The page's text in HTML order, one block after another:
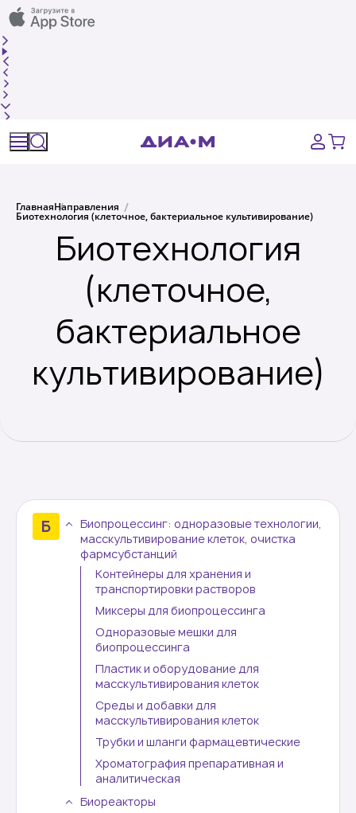
Расходные материалы, пластик, стекло
Войти
Сравнение
Новости
Производители
Технический сервис
Доставка и оплата
ГлавнаяНаправления
Биотехнология (клеточное, бактериальное культивирование)
Биотехнология
(клеточное,
бактериальное
культивирование)
Биопроцессинг: одноразовые технологии,
масскультивирование клеток, очистка
фармсубстанций
Контейнеры для хранения и
транспортировки растворов
Миксеры для биопроцессинга
Одноразовые мешки для
биопроцессинга
Пластик и оборудование для
масскультивирования клеток
Среды и добавки для
масскультивирования клеток
Трубки и шланги фармацевтические
Хроматография препаративная и
аналитическая
Биореакторы